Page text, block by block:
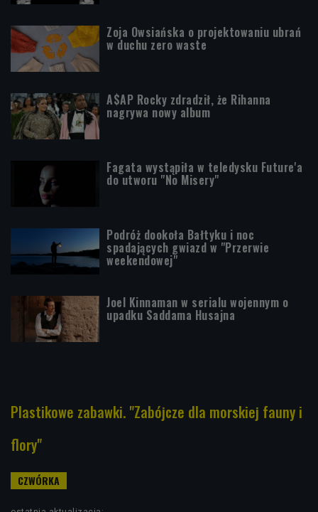
Zoja Owsiańska o projektowaniu ubrań
w duchu zero waste
A$AP Rocky zdradził, że Rihanna
nagrywa nowy album
Fagata wystąpiła w teledysku Future'a
do utworu "No Misery"
Podróż dookoła Bałtyku i noc
spadających gwiazd w "Przerwie
weekendowej"
Joel Kinnaman w serialu wojennym o
upadku Saddama Husajna
Plastikowe zabawki. "Zabójcze dla morskiej fauny i
flory"